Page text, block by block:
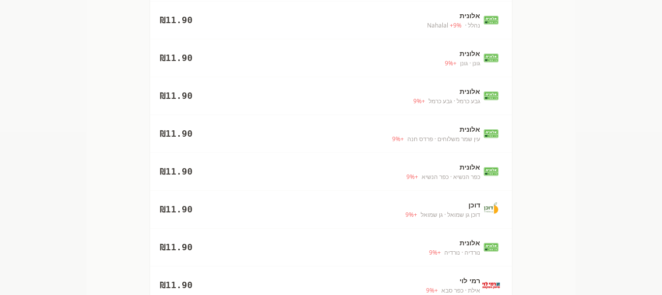
אלונית
נהלל · Nahalal
+9%
₪11.90
אלונית
גונן · גונן +
9%
₪11.90
אלונית
גבע כרמל · גבע כרמל +
9%
₪11.90
אלונית
עין שמר משלוחים · פרדס חנה +
9%
₪11.90
אלונית
כפר הנשיא · כפר הנשיא +
9%
₪11.90
דוכן
דוכן גן שמואל · גן שמואל +
9%
₪11.90
אלונית
נורדיה · נורדיה +
9%
₪11.90
רמי לוי
אילת · כפר סבא +
9%
₪11.90